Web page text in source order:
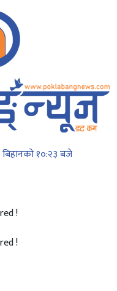
बिहानको १०:२३ बजे
!
!